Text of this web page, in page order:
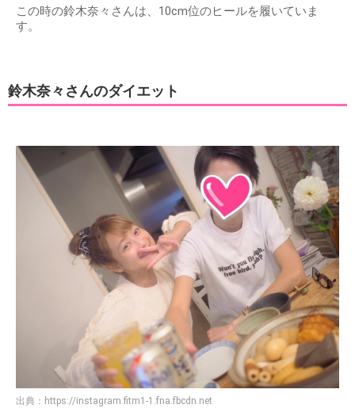
この時の鈴木奈々さんは、10cm位のヒールを履いていま
す。
鈴木奈々さんのダイエット
出典： https://instagram.fitm1-1.fna.fbcdn.net